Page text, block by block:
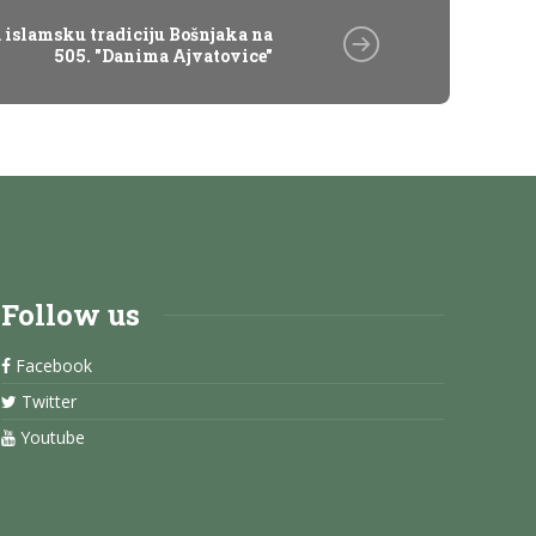
tradiciju Bošnjaka na
505. "Danima Ajvatovice"
Follow us
Facebook
Twitter
Youtube